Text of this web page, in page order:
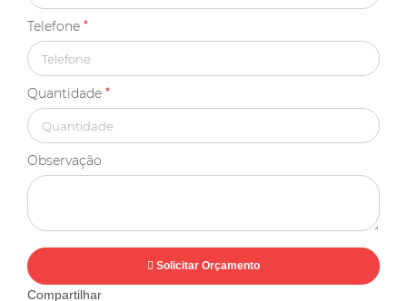
Telefone *
Quantidade *
Observação
Solicitar Orçamento
Compartilhar